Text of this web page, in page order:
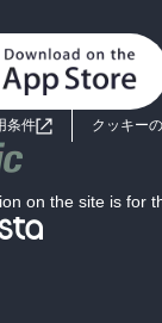
条件 クッキー
on the site is for